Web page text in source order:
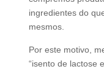
ingredientes do
mesmos.
Por este motivo,
“isento de lactose